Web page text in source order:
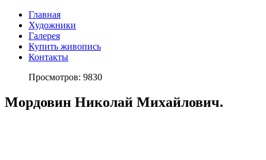
Главная
Художники
Галерея
Купить живопись
Контакты
Просмотров: 9830
Мордовин Николай Михайлович.